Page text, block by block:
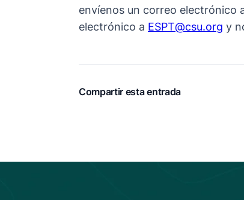
envíenos un correo electrónico
electrónico a ESPT@csu.org y
Compartir esta entrada